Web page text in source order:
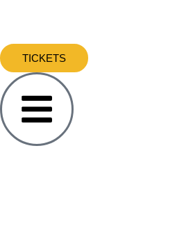
TICKETS